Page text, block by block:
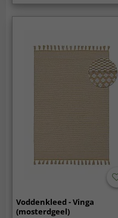
Voddenkleed - Vinga
(mosterdgeel)